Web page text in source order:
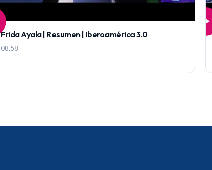
Frida Ayala | Resumen | Iberoamérica 3.0
08:58